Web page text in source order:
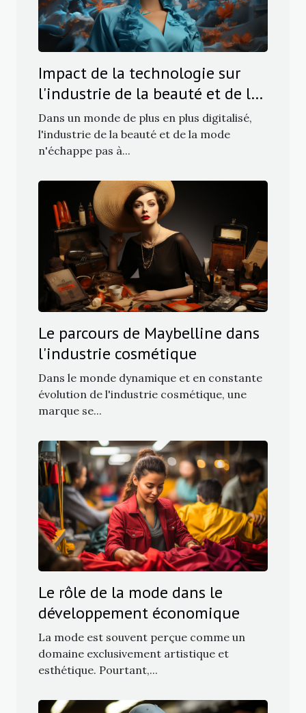
Impact de la technologie sur
l'industrie de la beauté et de la
mode
Dans un monde de plus en plus digitalisé,
l'industrie de la beauté et de la mode
n'échappe pas à...
Le parcours de Maybelline dans
l'industrie cosmétique
Dans le monde dynamique et en constante
évolution de l'industrie cosmétique, une
marque se...
Le rôle de la mode dans le
développement économique
La mode est souvent perçue comme un
domaine exclusivement artistique et
esthétique. Pourtant,...